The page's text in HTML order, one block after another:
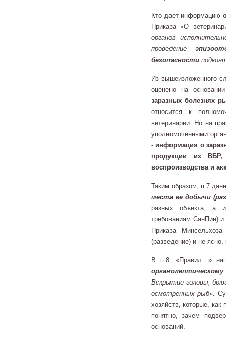
Кто дает информацию
Приказа «О
органов
проведение
безопасности
Из вышеизложенного
оценено на
заразных болезнях
относится к
ветеринарии. Но на
уполномоченными
- информация о
продукции из
воспроизводства и
Таким образом, п.7
места ее добычи
разных объекта, а
требованиям СанПин) и
Приказа
(разведение) и не
В п.8. «Правил…»
Вскрытие головы,
осмотренных рыб».
хозяйств, которые,
понятно, зачем
оснований.